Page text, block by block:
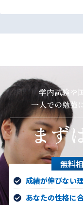
学内試験や
一人での勉強
まず
無料
成績が伸びない
あなたの性格に